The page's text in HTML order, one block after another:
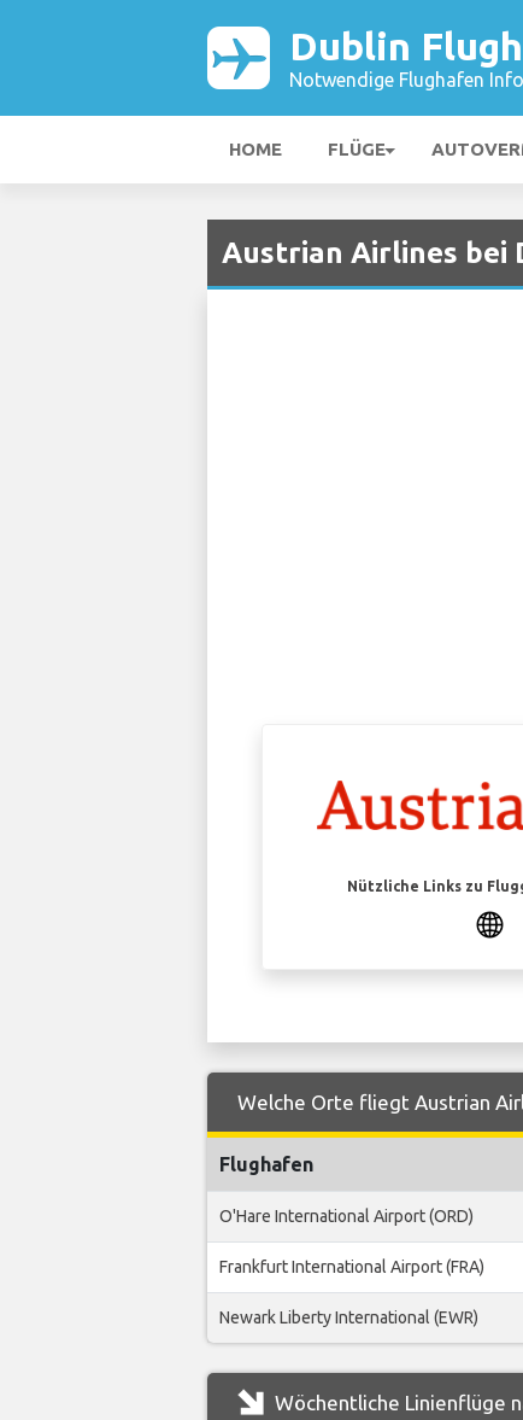
Dublin
Notwendige Flughafen
HOME FLÜGE
Austrian Airlines bei
Nützliche Links zu
Welche Orte fliegt Austrian
Flughafen
O'Hare International Airport (ORD)
Frankfurt International Airport (FRA)
Newark Liberty International (EWR)
Wöchentliche Linienflüge